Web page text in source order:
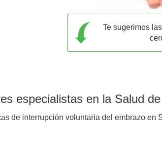
Te sugerimos
especialistas en la Salud
de interrupción voluntaria del embrazo